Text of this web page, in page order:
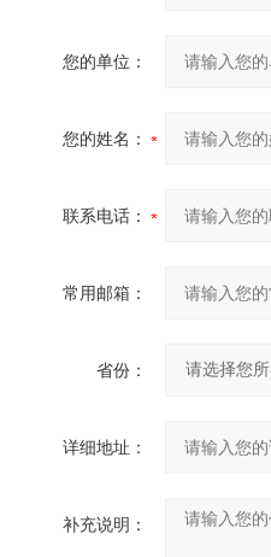
您的单位：
您的姓名：
联系电话：
常用邮箱：
省份：
详细地址：
补充说明：